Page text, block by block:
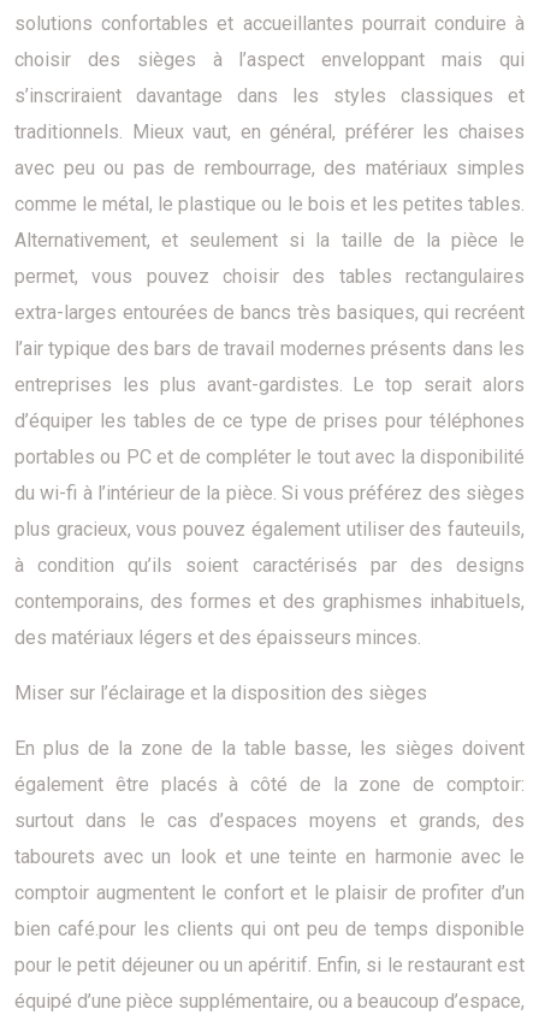
solutions confortables et accueillantes pourrait conduire à
choisir des sièges à l’aspect enveloppant mais qui
s’inscriraient davantage dans les styles classiques et
traditionnels. Mieux vaut, en général, préférer les chaises
avec peu ou pas de rembourrage, des matériaux simples
comme le métal, le plastique ou le bois et les petites tables.
Alternativement, et seulement si la taille de la pièce le
permet, vous pouvez choisir des tables rectangulaires
extra-larges entourées de bancs très basiques, qui recréent
l’air typique des bars de travail modernes présents dans les
entreprises les plus avant-gardistes. Le top serait alors
d’équiper les tables de ce type de prises pour téléphones
portables ou PC et de compléter le tout avec la disponibilité
du wi-fi à l’intérieur de la pièce. Si vous préférez des sièges
plus gracieux, vous pouvez également utiliser des fauteuils,
à condition qu’ils soient caractérisés par des designs
contemporains, des formes et des graphismes inhabituels,
des matériaux légers et des épaisseurs minces.
Miser sur l’éclairage et la disposition des sièges
En plus de la zone de la table basse, les sièges doivent
également être placés à côté de la zone de comptoir:
surtout dans le cas d’espaces moyens et grands, des
tabourets avec un look et une teinte en harmonie avec le
comptoir augmentent le confort et le plaisir de profiter d’un
bien café.pour les clients qui ont peu de temps disponible
pour le petit déjeuner ou un apéritif. Enfin, si le restaurant est
équipé d’une pièce supplémentaire, ou a beaucoup d’espace,